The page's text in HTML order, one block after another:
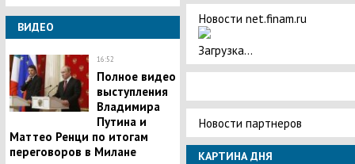
ВИДЕО
16:52
Полное видео
выступления
Владимира
Путина и
Маттео Ренци по итогам
переговоров в Милане
Новости net.finam.ru
Загрузка...
Новости партнеров
КАРТИНА ДНЯ